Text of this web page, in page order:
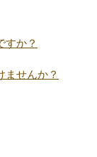
すか？
ませんか？